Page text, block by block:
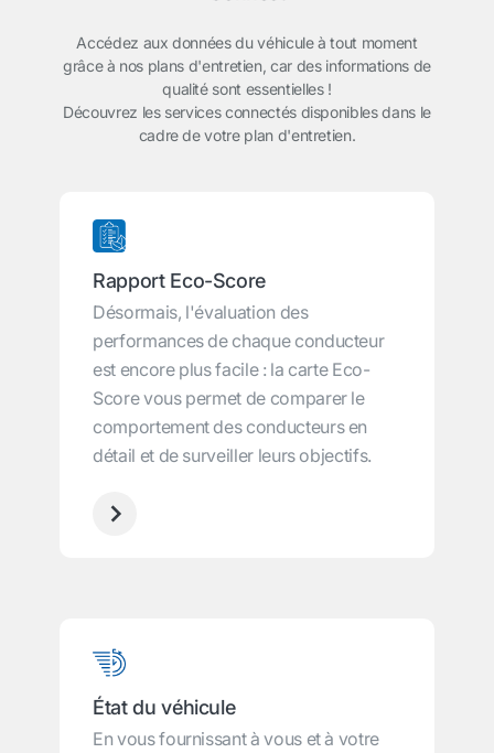
Accédez aux données du véhicule à tout moment
grâce à nos plans d'entretien, car des informations de
qualité sont essentielles !
Découvrez les services connectés disponibles dans le
cadre de votre plan d'entretien.
Rapport Eco-Score
Désormais, l'évaluation des
performances de chaque conducteur
est encore plus facile : la carte Eco-
Score vous permet de comparer le
comportement des conducteurs en
détail et de surveiller leurs objectifs.
État du véhicule
En vous fournissant à vous et à votre